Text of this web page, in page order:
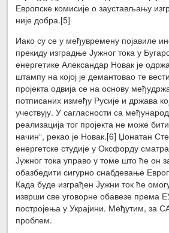
Европске комисије о заустављању
није добра.[5]
Иако су се у међувремену појавиле
прекиду изградње Јужног тока у
енергетике Александар Новак је
штампу на којој је демантовао те
пројекта одвија се на основу
потписаних између Русије и држава
учествују. У сагласности са
реализација тог пројекта не може
начин“, рекао је Новак.[6] Џонатан
енергетске студије у Оксфорду
Јужног тока управо у томе што ће он
обазбедити сигурно снабдевање
Када буде изграђен Јужни ток ће
изврши све уговорне обавезе према
постројења у Украјини. Међутим, за
проблем.